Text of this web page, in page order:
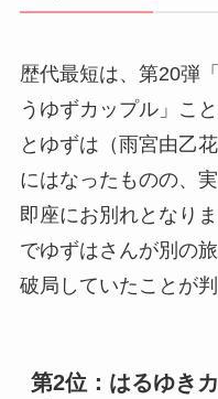
歴代最短は、第20弾
うゆずカップル」こ
とゆずは（雨宮由乙
にはなったものの、
即座にお別れとなり
でゆずはさんが別の
破局していたことが
第2位：はるゆき